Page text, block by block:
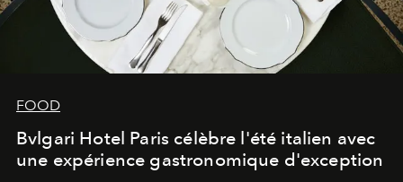
FOOD
Bvlgari Hotel Paris célèbre l'été italien avec
une expérience gastronomique d'exception